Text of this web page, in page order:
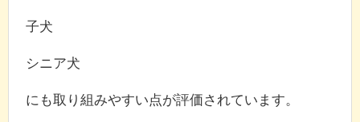
子犬
シニア犬
にも取り組みやすい点が評価されています。